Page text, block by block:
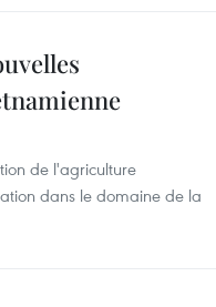
de l'agriculture
dans le domaine de la